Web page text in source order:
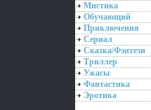
Мистика
Обучающий
Приключения
Сериал
Сказка/Фэнтези
Триллер
Ужасы
Фантастика
Эротика